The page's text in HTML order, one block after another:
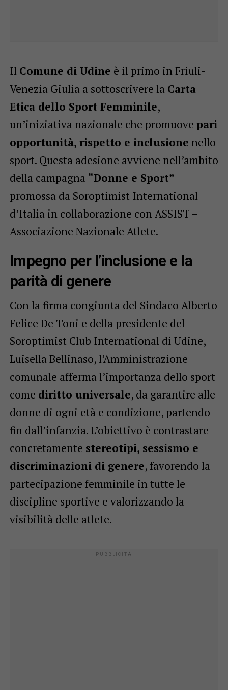
Il Comune di Udine è il primo in Friuli-
Venezia Giulia a sottoscrivere la Carta
Etica dello Sport Femminile,
un’iniziativa nazionale che promuove pari
opportunità, rispetto e inclusione nello
sport. Questa adesione avviene nell’ambito
della campagna “Donne e Sport”
promossa da Soroptimist International
d’Italia in collaborazione con ASSIST –
Associazione Nazionale Atlete.
Impegno per l’inclusione e la
parità di genere
Con la firma congiunta del Sindaco Alberto
Felice De Toni e della presidente del
Soroptimist Club International di Udine,
Luisella Bellinaso, l’Amministrazione
comunale afferma l’importanza dello sport
come diritto universale, da garantire alle
donne di ogni età e condizione, partendo
fin dall’infanzia. L’obiettivo è contrastare
concretamente stereotipi, sessismo e
discriminazioni di genere, favorendo la
partecipazione femminile in tutte le
discipline sportive e valorizzando la
visibilità delle atlete.